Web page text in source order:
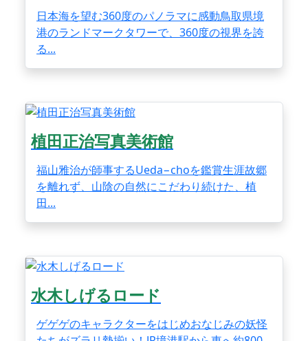
日本海を望む360度のパノラマに感動鳥取県境
港のランドマークタワーで、360度の視界を誇
る...
植田正治写真美術館
福山雅治が師事するUeda−choを鑑賞生涯故郷
を離れず、山陰の自然にこだわり続けた、植
田...
水木しげるロード
ゲゲゲのキャラクターをはじめおなじみの妖怪